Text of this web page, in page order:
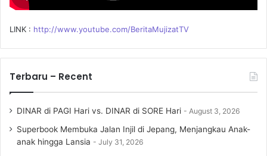
LINK : http://www.youtube.com/BeritaMujizatTV
Terbaru – Recent
DINAR di PAGI Hari vs. DINAR di SORE Hari August 3, 2026
Superbook Membuka Jalan Injil di Jepang, Menjangkau Anak-
anak hingga Lansia
July 31, 2026